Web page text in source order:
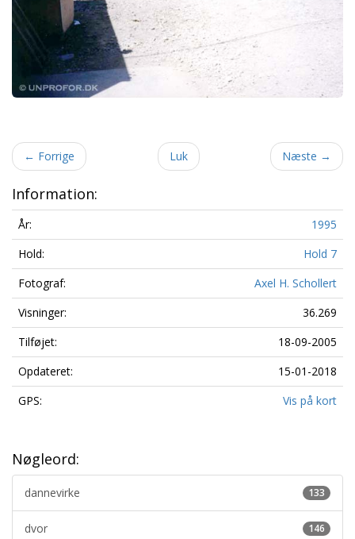
← Forrige Luk Næste →
Information:
År:
1995
Hold:
Hold 7
Fotograf:
Axel H. Schollert
Visninger:
36.269
Tilføjet:
18-09-2005
Opdateret:
15-01-2018
GPS:
Vis på kort
Nøgleord:
133
dannevirke
146
dvor